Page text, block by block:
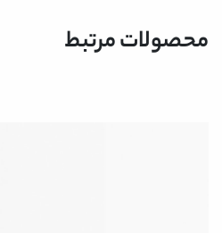
محصولات مرتبط